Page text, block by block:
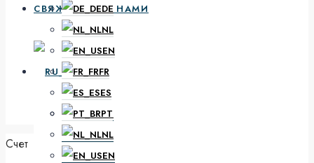
СВЯЖИТЕСЬ С НАМИ
RU
DE
NL
EN
DE
NL
EN
FR
ES
PT
Счет